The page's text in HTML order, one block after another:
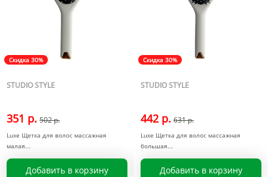
Скидка 30%
STUDIO STYLE
351 р. 502 р.
Luxe Щетка для волос массажная
малая
Добавить в корзину
Скидка 30%
STUDIO STYLE
442 р. 631 р.
Luxe Щетка для волос массажная
большая
Добавить в корзину